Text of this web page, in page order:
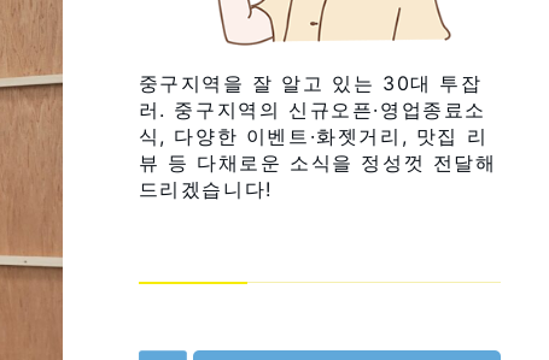
중구지역을 잘 알고 있는 30대 투잡
러. 중구지역의 신규오픈·영업종료소
식, 다양한 이벤트·화젯거리, 맛집 리
뷰 등 다채로운 소식을 정성껏 전달해
드리겠습니다!